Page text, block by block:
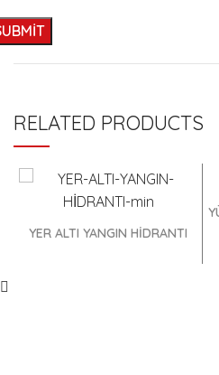
RELATED PRODUCTS
YER ALTI YANGIN HİDRANTI